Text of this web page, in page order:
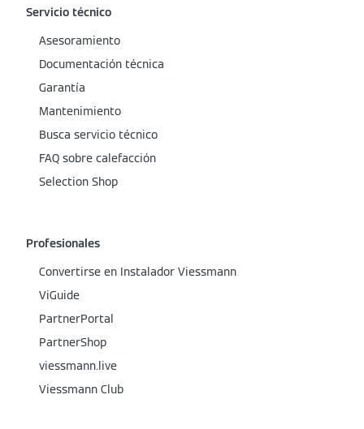
Servicio técnico
Asesoramiento
Documentación técnica
Garantía
Mantenimiento
Busca servicio técnico
FAQ sobre calefacción
Selection Shop
Profesionales
Convertirse en Instalador Viessmann
ViGuide
PartnerPortal
PartnerShop
viessmann.live
Viessmann Club